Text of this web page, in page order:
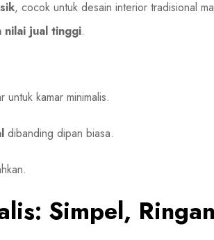
, cocok untuk desain interior tradisional
nilai jual tinggi.
kamar minimalis.
dibanding dipan biasa.
Simpel,